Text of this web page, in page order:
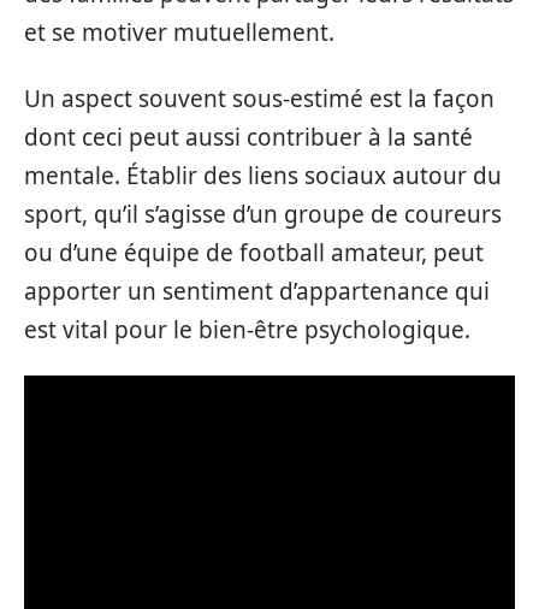
et se motiver mutuellement.
Un aspect souvent sous-estimé est la façon
dont ceci peut aussi contribuer à la santé
mentale. Établir des liens sociaux autour du
sport, qu’il s’agisse d’un groupe de coureurs
ou d’une équipe de football amateur, peut
apporter un sentiment d’appartenance qui
est vital pour le bien-être psychologique.